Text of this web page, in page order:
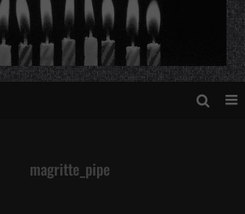
¿QUÉ ES ESTO?
magritte_pipe